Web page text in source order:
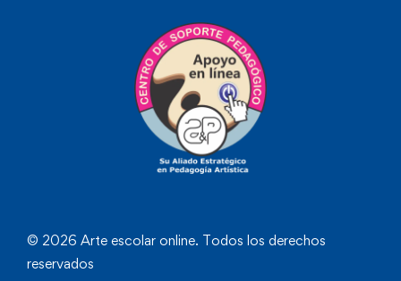
© 2026 Arte escolar online. Todos los derechos
reservados